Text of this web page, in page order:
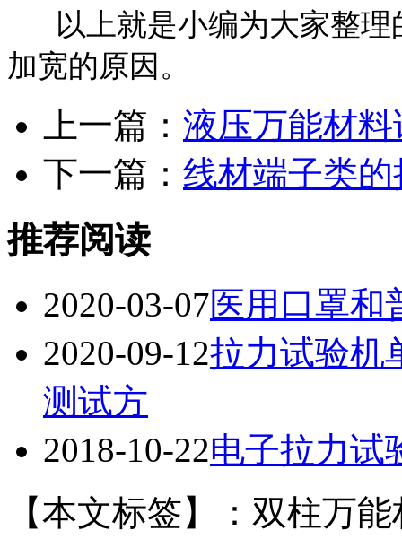
以上就是小编为大家整理
加宽的原因。
上一篇： 液压万能材
下一篇： 线材端子类
推荐阅读
2020-03-07医用口罩和
2020-09-12拉力试验机
测试方
2018-10-22电子拉力试
【本文标签】：双柱万